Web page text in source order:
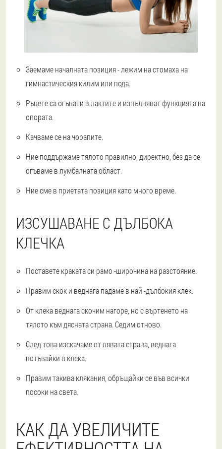
Заемаме началната позиция - лежим на стомаха на
гимнастическия килим или пода.
Ръцете са огънати в лактите и изпълняват функцията на
опората.
Качваме се на чорапите.
Ние поддържаме тялото правилно, директно, без да се
огъваме в лумбалната област.
Ние сме в приетата позиция като много време.
ИЗСУШАВАНЕ С ДЪЛБОКА
КЛЕЧКА
Поставете краката си рамо -широчина на разстояние.
Правим скок и веднага падаме в най -дълбокия клек.
От клека веднага скочим нагоре, но с въртенето на
тялото към дясната страна. Седим отново.
След това изскачаме от лявата страна, веднага
потъвайки в клека.
Правим такива клякания, обръщайки се във всички
посоки на света.
КАК ДА УВЕЛИЧИТЕ